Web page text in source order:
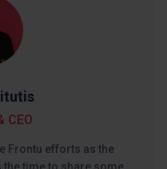
CEO
Frontu efforts as the
the time to share some